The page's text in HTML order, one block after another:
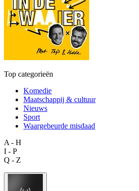
Top categorieën
Komedie
Maatschappij & cultuur
Nieuws
Sport
Waargebeurde misdaad
A - H
I - P
Q - Z